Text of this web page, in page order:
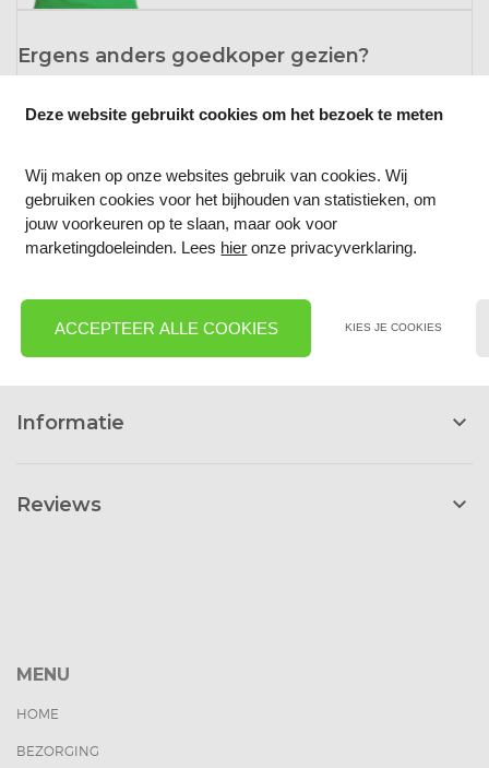
Ergens anders goedkoper gezien?
Snel naar:Informatie Reviews
Informatie
Reviews
MENU
HOME
BEZORGING
Deze website gebruikt cookies om het bezoek te meten
Wij maken op onze websites gebruik van cookies. Wij
gebruiken cookies voor het bijhouden van statistieken, om
jouw voorkeuren op te slaan, maar ook voor
marketingdoeleinden. Lees hier onze privacyverklaring.
ACCEPTEER ALLE COOKIES KIES JE COOKIES